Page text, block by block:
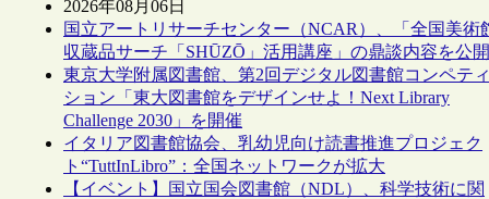
2026年08月06日
国立アートリサーチセンター（NCAR）、「全国美術
収蔵品サーチ「SHŪZŌ」活用講座」の鼎談内容を公開
東京大学附属図書館、第2回デジタル図書館コンペティ
ション「東大図書館をデザインせよ！Next Library
Challenge 2030」を開催
イタリア図書館協会、乳幼児向け読書推進プロジェク
ト“TuttInLibro”：全国ネットワークが拡大
【イベント】国立国会図書館（NDL）、科学技術に関